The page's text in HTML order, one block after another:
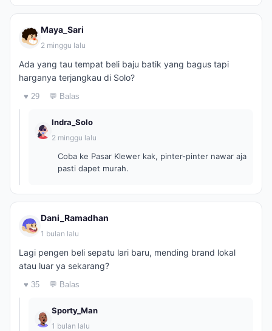
Maya_Sari
2 minggu lalu
Ada yang tau tempat beli baju batik yang bagus tapi
harganya terjangkau di Solo?
♥ 29 💬 Balas
Indra_Solo
2 minggu lalu
Coba ke Pasar Klewer kak, pinter-pinter nawar aja
pasti dapet murah.
Dani_Ramadhan
1 bulan lalu
Lagi pengen beli sepatu lari baru, mending brand lokal
atau luar ya sekarang?
♥ 35 💬 Balas
Sporty_Man
1 bulan lalu